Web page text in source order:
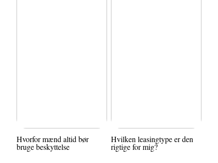
Hvorfor mænd altid bør
bruge beskyttelse
Hvilken leasingtype er den
rigtige for mig?